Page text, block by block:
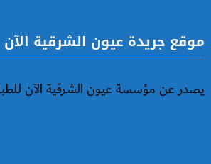
موقع جريدة عيون الشرقية الآن
يصدر عن مؤسسة عيون الشرقية الآن